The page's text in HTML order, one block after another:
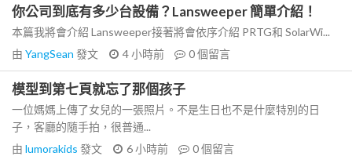
你公司到底有多少台設備？Lansweeper 簡單介紹！
本篇我將會介紹 Lansweeper接著將會依序介紹 PRTG和 SolarWi...
由 YangSean 發文 4 小時前 0個留言
模型到第七頁就忘了那個孩子
一位媽媽上傳了女兒的一張照片。不是生日也不是什麼特別的日
子，客廳的隨手拍，很普通...
由 lumorakids 發文 6 小時前 0個留言